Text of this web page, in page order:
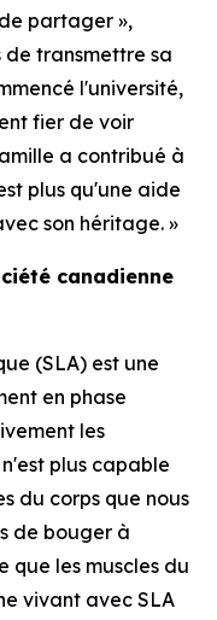
partager »,
de transmettre sa
l'université,
fier de voir
a contribué à
plus qu'une aide
son héritage. »
canadienne
(SLA) est une
en phase
les
plus capable
du corps que nous
de bouger à
que les muscles du
vivant avec SLA